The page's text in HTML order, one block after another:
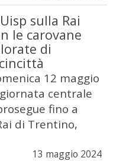
sulla Rai
le carovane
di
12 maggio
centrale
fino a
di Trentino,
13 maggio 2024